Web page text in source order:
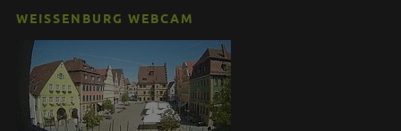
WEISSENBURG WEBCAM